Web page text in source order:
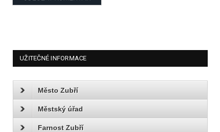
UŽITEČNÉ INFORMACE
Město Zubří
Městský úřad
Farnost Zubří